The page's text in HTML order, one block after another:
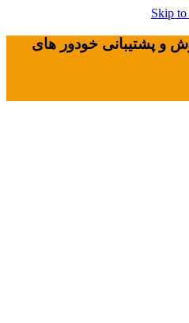
Skip
و پشتیبانی خودور های